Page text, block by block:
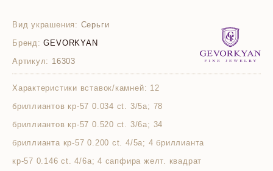
Вид украшения: Серьги
Бренд: GEVORKYAN
Артикул: 16303
Характеристики вставок/камней: 12
бриллиантов кр-57 0.034 ct. 3/5а; 78
бриллиантов кр-57 0.520 ct. 3/6а; 34
бриллианта кр-57 0.200 ct. 4/5а; 4 бриллианта
кр-57 0.146 ct. 4/6а; 4 сапфира желт. квадрат